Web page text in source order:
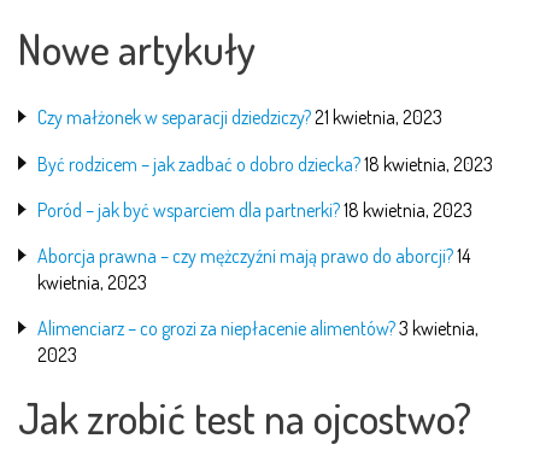
Nowe artykuły
Czy małżonek w separacji dziedziczy?21 kwietnia, 2023
Być rodzicem – jak zadbać o dobro dziecka?18 kwietnia, 2023
Poród – jak być wsparciem dla partnerki?18 kwietnia, 2023
Aborcja prawna – czy mężczyźni mają prawo do aborcji?14
kwietnia, 2023
Alimenciarz – co grozi za niepłacenie alimentów?3 kwietnia,
2023
Jak zrobić test na ojcostwo?